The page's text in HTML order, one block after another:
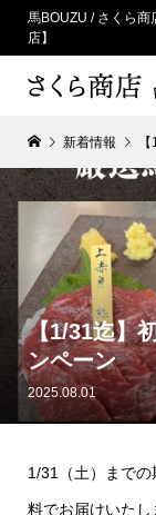
馬BOUZU / さくら商
店】
新着情報
【1/31迄】
ンペーン
2025.08.01
1/31（土）まで
料でお届けいたし